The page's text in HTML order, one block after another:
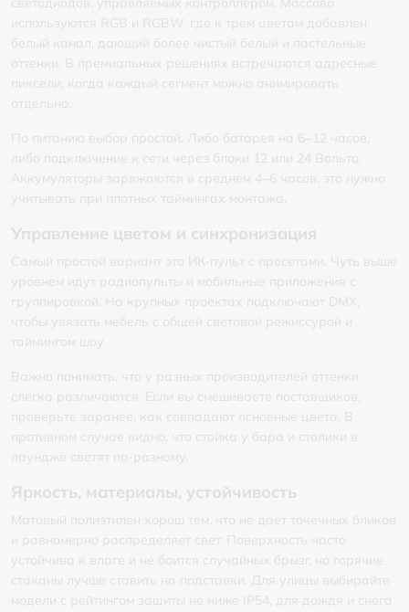
используются RGB и RGBW, где к трем цветам добавлен
белый канал, дающий более чистый белый и пастельные
оттенки. В премиальных решениях встречаются адресные
пиксели, когда каждый сегмент можно анимировать
отдельно.
По питанию выбор простой. Либо батарея на 6–12 часов,
либо подключение к сети через блоки 12 или 24 Вольта.
Аккумуляторы заряжаются в среднем 4–6 часов, это нужно
учитывать при плотных таймингах монтажа.
Управление цветом и синхронизация
Самый простой вариант это ИК-пульт с пресетами. Чуть выше
уровнем идут радиопульты и мобильные приложения с
группировкой. На крупных проектах подключают DMX,
чтобы увязать мебель с общей световой режиссурой и
таймингом шоу.
Важно понимать, что у разных производителей оттенки
слегка различаются. Если вы смешиваете поставщиков,
проверьте заранее, как совпадают основные цвета. В
противном случае видно, что стойка у бара и столики в
лаундже светят по-разному.
Яркость, материалы, устойчивость
Матовый полиэтилен хорош тем, что не дает точечных бликов
и равномерно распределяет свет. Поверхность часто
устойчива к влаге и не боится случайных брызг, но горячие
стаканы лучше ставить на подставки. Для улицы выбирайте
модели с рейтингом защиты не ниже IP54, для дождя и снега